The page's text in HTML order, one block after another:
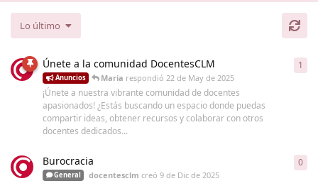
Lo último
Únete a la comunidad DocentesCLM
Anuncios Maria respondió22 de May de 2025
¡Únete a nuestra vibrante comunidad de docentes
apasionados! ¿Estás buscando un espacio donde puedas
compartir ideas, obtener recursos y colaborar con otros
docentes dedicados...
1
Burocracia
General docentesclm creó9 de Dic de 2025
0